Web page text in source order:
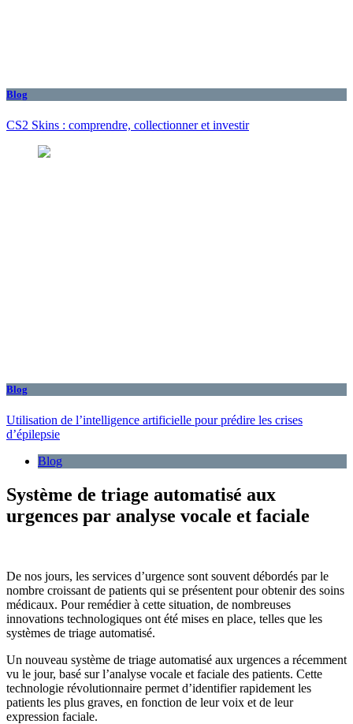
Blog
CS2 Skins : comprendre, collectionner et investir
Blog
Utilisation de l’intelligence artificielle pour prédire les crises
d’épilepsie
Blog
Système de triage automatisé aux
urgences par analyse vocale et faciale
De nos jours, les services d’urgence sont souvent débordés par le
nombre croissant de patients qui se présentent pour obtenir des soins
médicaux. Pour remédier à cette situation, de nombreuses
innovations technologiques ont été mises en place, telles que les
systèmes de triage automatisé.
Un nouveau système de triage automatisé aux urgences a récemment
vu le jour, basé sur l’analyse vocale et faciale des patients. Cette
technologie révolutionnaire permet d’identifier rapidement les
patients les plus graves, en fonction de leur voix et de leur
expression faciale.